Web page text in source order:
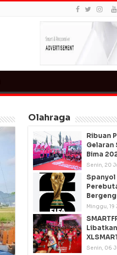
Olahraga
Ribuan
Gelaran
Bima
Senin, 20
Spanyol
Minggu, 19
Senin, 06